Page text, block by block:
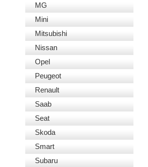
MG
Mini
Mitsubishi
Nissan
Opel
Peugeot
Renault
Saab
Seat
Skoda
Smart
Subaru